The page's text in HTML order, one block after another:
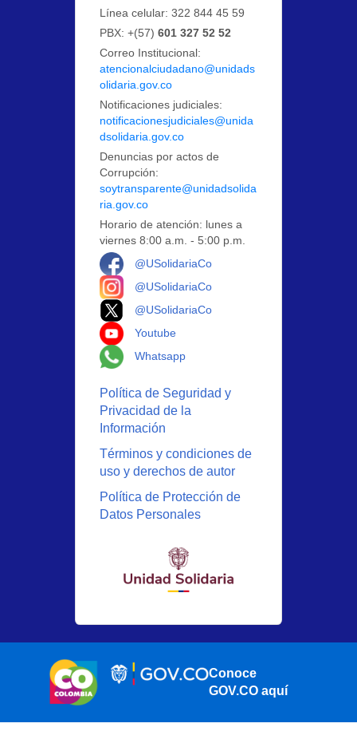
Línea celular: 322 844 45 59
PBX: +(57)601 327 52 52
Correo Institucional:
atencionalciudadano@unidads
olidaria.gov.co
Notificaciones judiciales:
notificacionesjudiciales@unida
dsolidaria.gov.co
Denuncias por actos de
Corrupción:
soytransparente@unidadsolida
ria.gov.co
Horario de atención: lunes a
viernes 8:00 a.m. - 5:00 p.m.
@USolidariaCo
@USolidariaCo
@USolidariaCo
Youtube
Whatsapp
Política de Seguridad y
Privacidad de la
Información
Términos y condiciones de
uso y derechos de autor
Política de Protección de
Datos Personales
Conoce
GOV.CO aquí